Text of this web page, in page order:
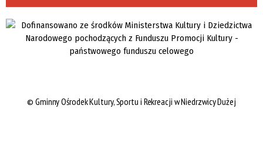
© Gminny Ośrodek Kultury, Sportu i Rekreacji w Niedrzwicy Dużej